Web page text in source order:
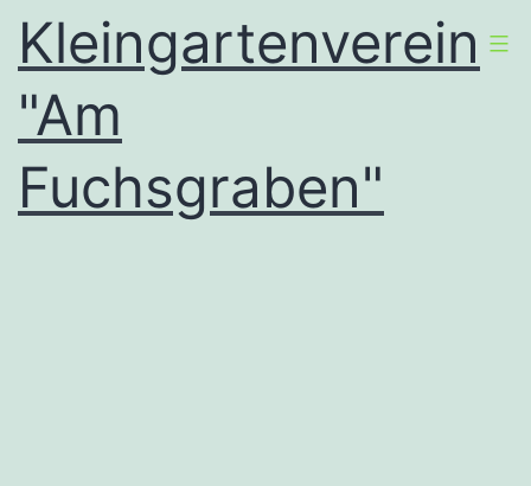
Zum
Inhalt
springen
Kleingartenverein
"Am
Fuchsgraben"